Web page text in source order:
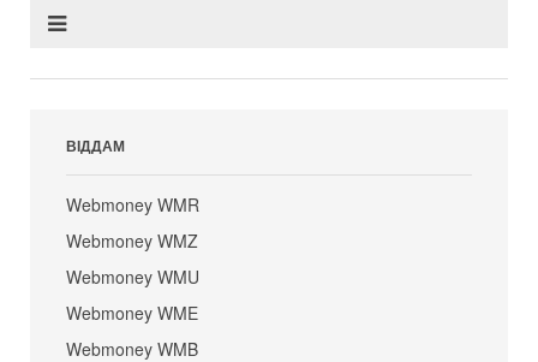
ВІДДАМ
Webmoney WMR
Webmoney WMZ
Webmoney WMU
Webmoney WME
Webmoney WMB